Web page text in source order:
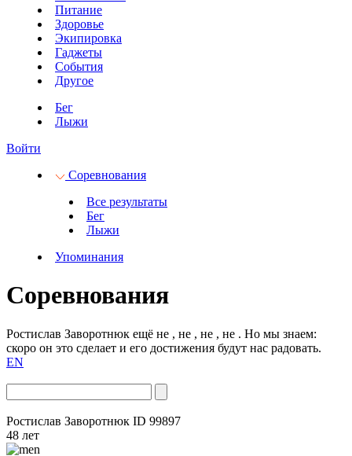
Питание
Здоровье
Экипировка
Гаджеты
События
Другое
Бег
Лыжи
Войти
Соревнования
Все результаты
Бег
Лыжи
Упоминания
Соревнования
Ростислав Заворотнюк ещё не , не , не , не . Но мы знаем:
скоро он это сделает и его достижения будут нас радовать.
EN
Ростислав Заворотнюк ID 99897
48 лет